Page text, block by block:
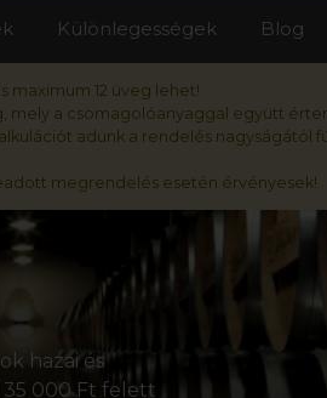
maximum 12 üveg lehet!
mely a csomagolóanyaggal együtt
adunk a rendelés nagyságától
megrendelés esetén érvényesek!
Különlegességek Blog
hazai és
35 000 Ft felett